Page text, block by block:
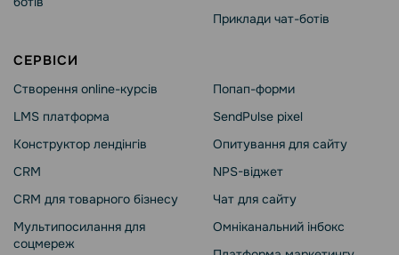
Приклади чат-ботів
СЕРВІСИ
Створення online-курсів
LMS платформа
Конструктор лендінгів
CRM
CRM для товарного бізнесу
Мультипосилання для
соцмереж
Попап-форми
SendPulse pixel
Опитування для сайту
NPS-віджет
Чат для сайту
Омніканальний інбокс